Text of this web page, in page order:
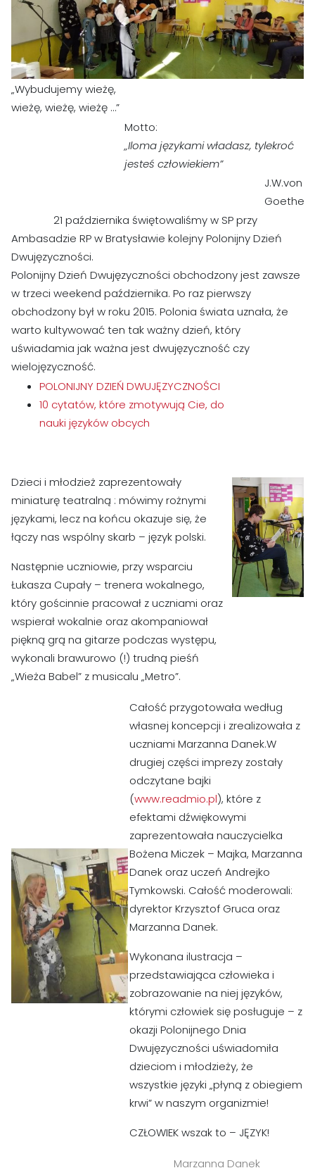
„Wybudujemy wieżę,
wieżę, wieżę, wieżę …”
Motto:
„Iloma językami władasz, tylekroć
jesteś człowiekiem”
J.W.von
Goethe
21 października świętowaliśmy w SP przy
Ambasadzie RP w Bratysławie kolejny Polonijny Dzień
Dwujęzyczności.
Polonijny Dzień Dwujęzyczności obchodzony jest zawsze
w trzeci weekend października. Po raz pierwszy
obchodzony był w roku 2015. Polonia świata uznała, że
warto kultywować ten tak ważny dzień, który
uświadamia jak ważna jest dwujęzyczność czy
wielojęzyczność.
POLONIJNY DZIEŃ DWUJĘZYCZNOŚCI
10 cytatów, które zmotywują Cie, do
nauki języków obcych
Dzieci i młodzież zaprezentowały
miniaturę teatralną : mówimy rożnymi
językami, lecz na końcu okazuje się, że
łączy nas wspólny skarb – język polski.
Następnie uczniowie, przy wsparciu
Łukasza Cupały – trenera wokalnego,
który gościnnie pracował z uczniami oraz
wspierał wokalnie oraz akompaniował
piękną grą na gitarze podczas występu,
wykonali brawurowo (!) trudną pieśń
„Wieża Babel” z musicalu „Metro”.
Całość przygotowała według
własnej koncepcji i zrealizowała z
uczniami Marzanna Danek.W
drugiej części imprezy zostały
odczytane bajki
(www.readmio.pl), które z
efektami dźwiękowymi
zaprezentowała nauczycielka
Bożena Miczek – Majka, Marzanna
Danek oraz uczeń Andrejko
Tymkowski. Całość moderowali:
dyrektor Krzysztof Gruca oraz
Marzanna Danek.
Wykonana ilustracja –
przedstawiająca człowieka i
zobrazowanie na niej języków,
którymi człowiek się posługuje – z
okazji Polonijnego Dnia
Dwujęzyczności uświadomiła
dzieciom i młodzieży, że
wszystkie języki „płyną z obiegiem
krwi” w naszym organizmie!
CZŁOWIEK wszak to – JĘZYK!
Marzanna Danek